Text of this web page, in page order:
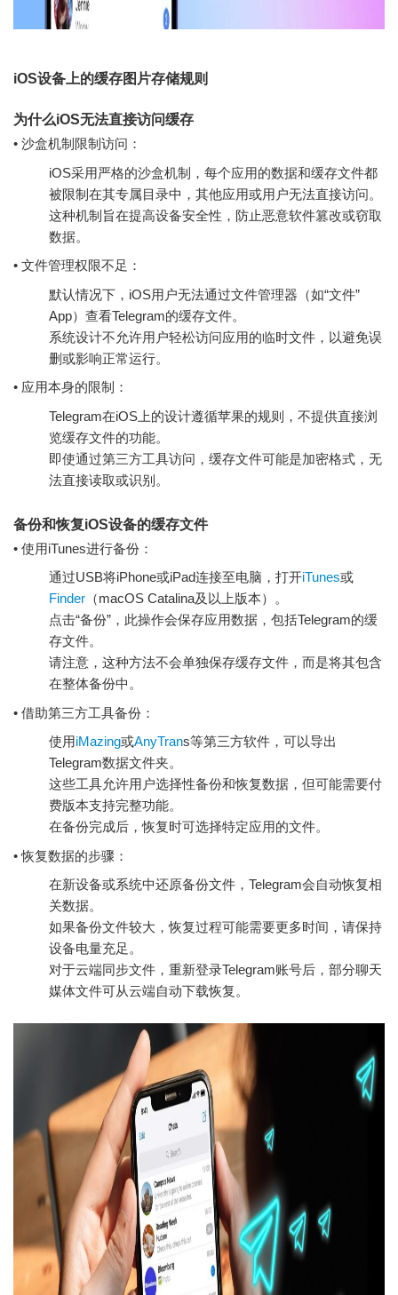
iOS设备上的缓存图片存储规则
为什么iOS无法直接访问缓存
• 沙盒机制限制访问：
iOS采用严格的沙盒机制，每个应用的数据和缓存文件都
被限制在其专属目录中，其他应用或用户无法直接访问。
这种机制旨在提高设备安全性，防止恶意软件篡改或窃取
数据。
• 文件管理权限不足：
默认情况下，iOS用户无法通过文件管理器（如“文件”
App）查看Telegram的缓存文件。
系统设计不允许用户轻松访问应用的临时文件，以避免误
删或影响正常运行。
• 应用本身的限制：
Telegram在iOS上的设计遵循苹果的规则，不提供直接浏
览缓存文件的功能。
即使通过第三方工具访问，缓存文件可能是加密格式，无
法直接读取或识别。
备份和恢复iOS设备的缓存文件
• 使用iTunes进行备份：
通过USB将iPhone或iPad连接至电脑，打开iTunes或
Finder （macOS Catalina及以上版本）。
点击“备份”，此操作会保存应用数据，包括Telegram的缓
存文件。
请注意，这种方法不会单独保存缓存文件，而是将其包含
在整体备份中。
• 借助第三方工具备份：
使用iMazing或AnyTrans等第三方软件，可以导出
Telegram数据文件夹。
这些工具允许用户选择性备份和恢复数据，但可能需要付
费版本支持完整功能。
在备份完成后，恢复时可选择特定应用的文件。
• 恢复数据的步骤：
在新设备或系统中还原备份文件，Telegram会自动恢复相
关数据。
如果备份文件较大，恢复过程可能需要更多时间，请保持
设备电量充足。
对于云端同步文件，重新登录Telegram账号后，部分聊天
媒体文件可从云端自动下载恢复。